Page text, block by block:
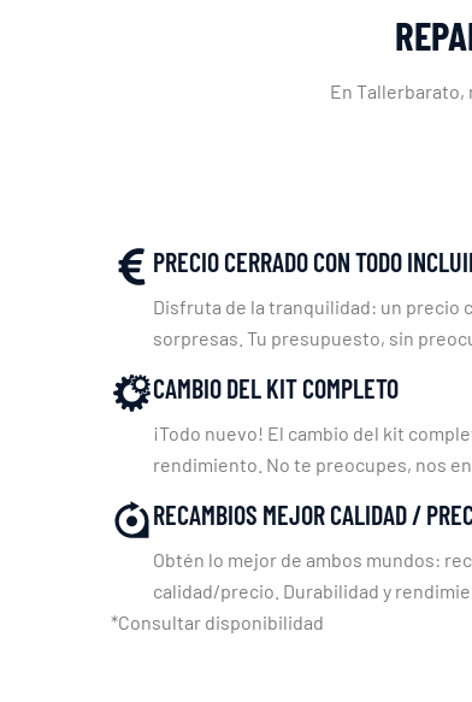
En Tallerbarato,
PRECIO CERRADO CON TODO
Disfruta de la tranquilidad: un precio
sorpresas. Tu presupuesto, sin
CAMBIO DEL KIT COMPLETO
¡Todo nuevo! El cambio del kit
rendimiento. No te preocupes, nos
RECAMBIOS MEJOR CALIDAD /
Obtén lo mejor de ambos mundos:
calidad/precio. Durabilidad y
*Consultar disponibilidad